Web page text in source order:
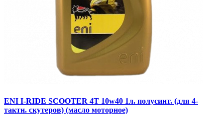
ENI I-RIDE SCOOTER 4T 10w40 1л. полусинт. (для 4-
тактн. скутеров) (масло моторное)